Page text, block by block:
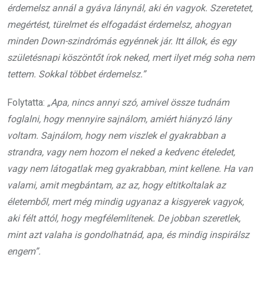
érdemelsz annál a gyáva lánynál, aki én vagyok. Szeretetet,
megértést, türelmet és elfogadást érdemelsz, ahogyan
minden Down-szindrómás egyénnek jár. Itt állok, és egy
születésnapi köszöntőt írok neked, mert ilyet még soha nem
tettem. Sokkal többet érdemelsz.”
Folytatta: „Apa, nincs annyi szó, amivel össze tudnám
foglalni, hogy mennyire sajnálom, amiért hiányzó lány
voltam. Sajnálom, hogy nem viszlek el gyakrabban a
strandra, vagy nem hozom el neked a kedvenc ételedet,
vagy nem látogatlak meg gyakrabban, mint kellene. Ha van
valami, amit megbántam, az az, hogy eltitkoltalak az
életemből, mert még mindig ugyanaz a kisgyerek vagyok,
aki félt attól, hogy megfélemlítenek. De jobban szeretlek,
mint azt valaha is gondolhatnád, apa, és mindig inspirálsz
engem”.